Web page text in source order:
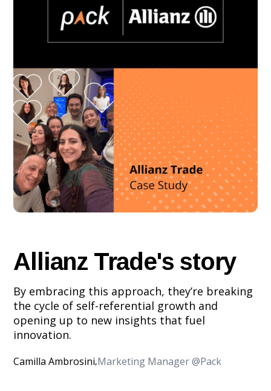
Allianz Trade's story
By embracing this approach, they’re breaking
the cycle of self-referential growth and
opening up to new insights that fuel
innovation.
Camilla Ambrosini,Marketing Manager @Pack